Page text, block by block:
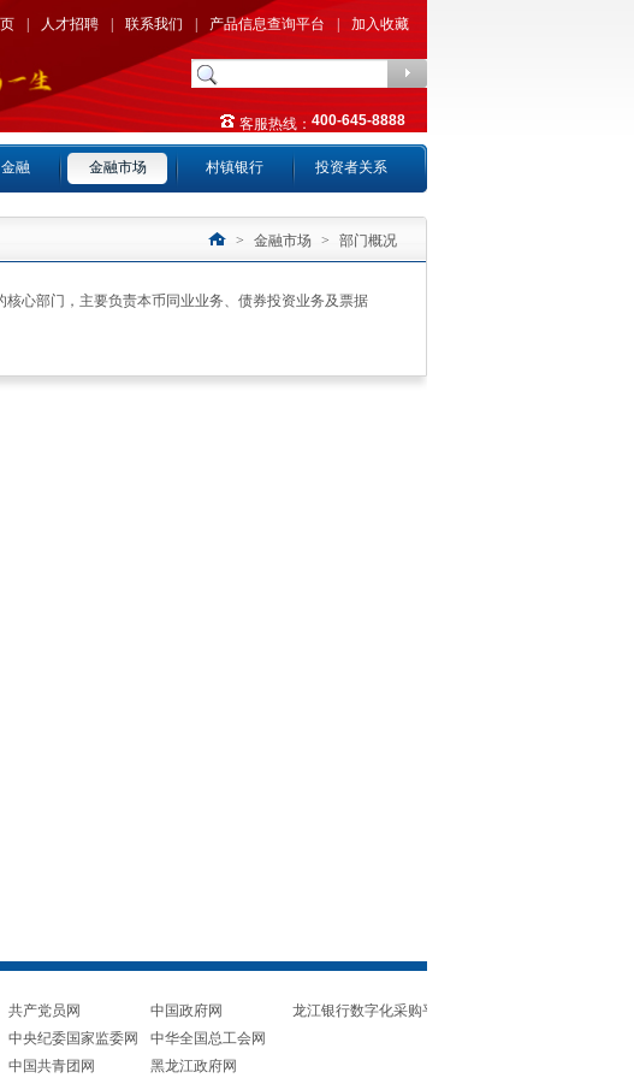
人才招聘 联系我们 产品信息查询平台 加入收藏
客服热线：400-645-8888
融 金融市场 村镇银行 投资者关系
> 金融市场 > 部门概况
心部门，主要负责本币同业业务、债券投资业务及票据
共产党员网
中央纪委国家监委网
中国共青团网
中国政府网
中华全国总工会网
黑龙江政府网
龙江银行数字化采购平台